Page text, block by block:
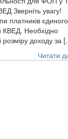
Зверніть увагу!
платників єдиного
КВЕД. Необхідно
розміру доходу за
Читати